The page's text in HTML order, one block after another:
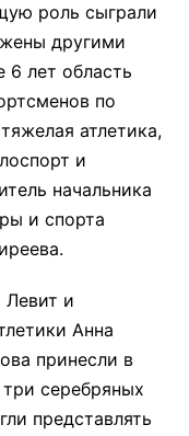
роль сыграли
другими
6 лет область
по
атлетика,
и
начальника
и спорта
Левит и
Анна
принесли в
серебряных
представлять